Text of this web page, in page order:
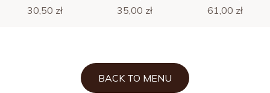
30,50 zł
35,00 zł 61,00 zł
BACK TO MENU